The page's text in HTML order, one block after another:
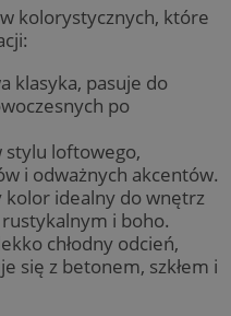
kolorystycznych, które
klasyka, pasuje do
po
stylu loftowego,
i odważnych akcentów.
kolor idealny do wnętrz
i boho.
chłodny odcień,
się z betonem, szkłem i